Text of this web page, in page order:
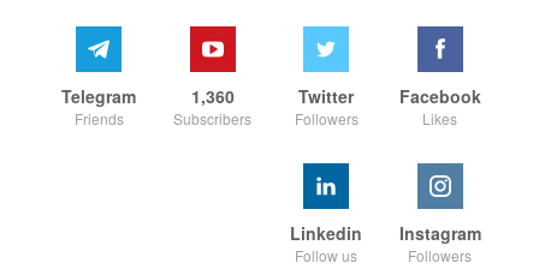
Facebook
Likes
Twitter
Followers
1,360
Subscribers
Telegram
Friends
Instagram
Followers
Linkedin
Follow us